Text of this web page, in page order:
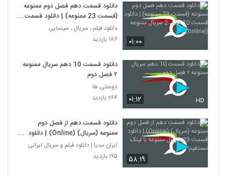
۰۱:۰۰
دانلود قسمت دهم فصل دوم ممنوعه
(قسمت 23 ممنوعه) | دانلود قسمت
10 فصل 2 سریال ممنوعه (online)
دانلود فیلم ، سریال ، سینمایی
۱۸۶ بازدید
۰۱:۱۲ HD
دانلود قسمت 10 دهم سریال ممنوعه
۲ فصل دوم
دوستی ها
۲۶۴ بازدید
۵۸:۱۹
دانلود قسمت دهم از فصل دوم
ممنوعه (سریال) (Online) | دانلود
قسمت 23 سریال ممنوعه با لینک
مستقیم
ایران مدیا | دانلود فیلم و سریال ایرانی
۱۹۵ بازدید